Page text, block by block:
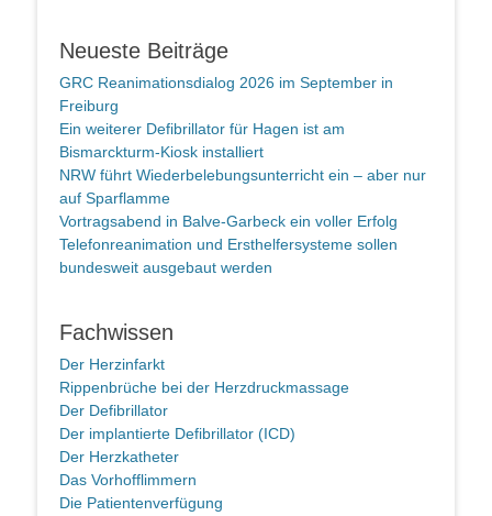
Neueste Beiträge
GRC Reanimationsdialog 2026 im September in
Freiburg
Ein weiterer Defibrillator für Hagen ist am
Bismarckturm-Kiosk installiert
NRW führt Wiederbelebungsunterricht ein – aber nur
auf Sparflamme
Vortragsabend in Balve-Garbeck ein voller Erfolg
Telefonreanimation und Ersthelfersysteme sollen
bundesweit ausgebaut werden
Fachwissen
Der Herzinfarkt
Rippenbrüche bei der Herzdruckmassage
Der Defibrillator
Der implantierte Defibrillator (ICD)
Der Herzkatheter
Das Vorhofflimmern
Die Patientenverfügung